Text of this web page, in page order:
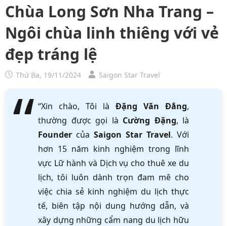
Chùa Long Sơn Nha Trang –
Ngôi chùa linh thiêng với vẻ
đẹp tráng lệ
Thứ Ba, 19/11/2024 Saigon Star Travel
“Xin chào, Tôi là Đặng Văn Đẳng,
thường được gọi là Cường Đặng, là
Founder của Saigon Star Travel. Với
hơn 15 năm kinh nghiệm trong lĩnh
vực Lữ hành và Dịch vụ cho thuê xe du
lịch, tôi luôn dành trọn đam mê cho
việc chia sẻ kinh nghiệm du lịch thực
tế, biên tập nội dung hướng dẫn, và
xây dựng những cẩm nang du lịch hữu